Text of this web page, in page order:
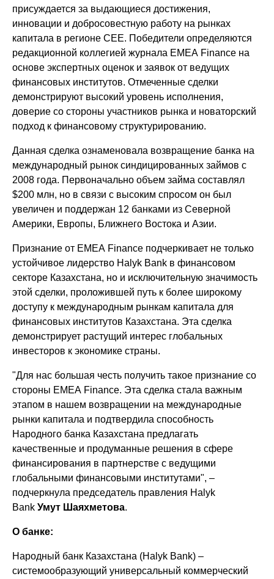
присуждается за выдающиеся достижения,
инновации и добросовестную работу на рынках
капитала в регионе CEE. Победители определяются
редакционной коллегией журнала EMEA Finance на
основе экспертных оценок и заявок от ведущих
финансовых институтов. Отмеченные сделки
демонстрируют высокий уровень исполнения,
доверие со стороны участников рынка и новаторский
подход к финансовому структурированию.
Данная сделка ознаменовала возвращение банка на
международный рынок синдицированных займов с
2008 года. Первоначально объем займа составлял
$200 млн, но в связи с высоким спросом он был
увеличен и поддержан 12 банками из Северной
Америки, Европы, Ближнего Востока и Азии.
Признание от EMEA Finance подчеркивает не только
устойчивое лидерство Halyk Bank в финансовом
секторе Казахстана, но и исключительную значимость
этой сделки, проложившей путь к более широкому
доступу к международным рынкам капитала для
финансовых институтов Казахстана. Эта сделка
демонстрирует растущий интерес глобальных
инвесторов к экономике страны.
"Для нас большая честь получить такое признание со
стороны EMEA Finance. Эта сделка стала важным
этапом в нашем возвращении на международные
рынки капитала и подтвердила способность
Народного банка Казахстана предлагать
качественные и продуманные решения в сфере
финансирования в партнерстве с ведущими
глобальными финансовыми институтами", –
подчеркнула председатель правления Halyk
BankУмут Шаяхметова.
О банке:
Народный банк Казахстана (Halyk Bank) –
системообразующий универсальный коммерческий